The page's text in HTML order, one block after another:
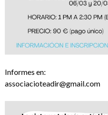
Informes en:
associacioteadir@gmail.com